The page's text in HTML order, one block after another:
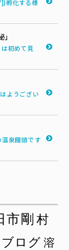
孵化する様
初めて見
ようござい
泉饅頭です
市剛 村
ブログ 溶